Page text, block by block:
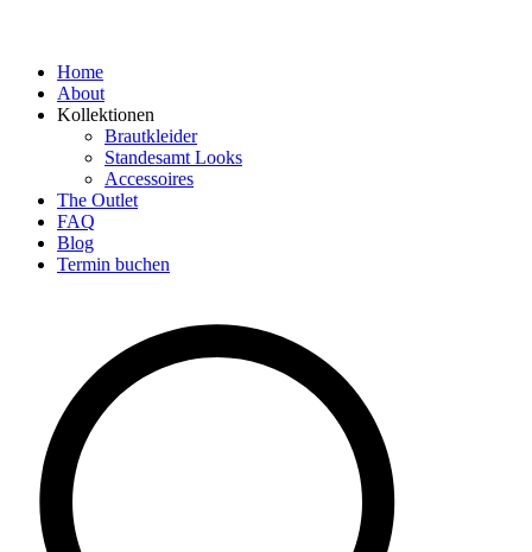
Home
About
Kollektionen
Brautkleider
Standesamt Looks
Accessoires
The Outlet
FAQ
Blog
Termin buchen